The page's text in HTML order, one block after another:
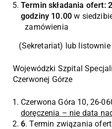
Termin składania ofert:
godziny 10.00 w
zamówienia
(Sekretariat) lub listownie
Wojewódzki Szpital
Czerwonej Górze
Czerwona Góra 10, 26-
doręczenia – nie data
6. Termin związania